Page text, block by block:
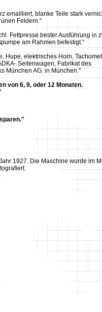
emailliert, blanke Teile stark
Feldern."
Fettpresse bester Ausführung in
am Rahmen befestigt."
Hupe, elektrisches Horn,
Seitenwagen, Fabrikat des
München AG. in München."
von 6, 9, oder 12 Monaten.
1927. Die Maschine wurde im